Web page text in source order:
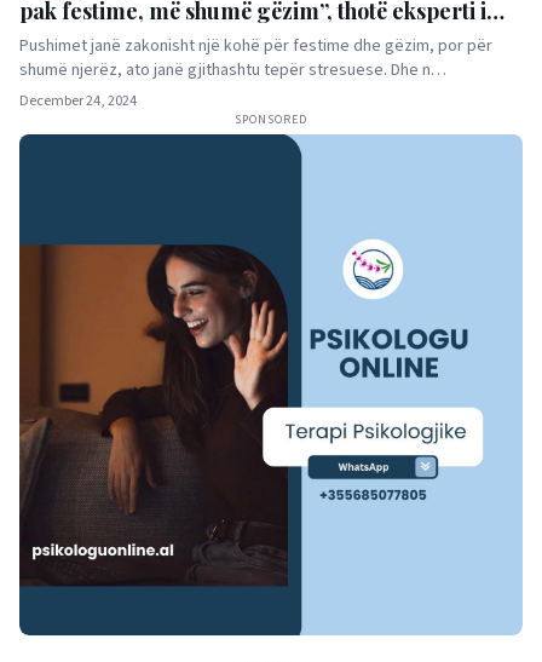
pak festime, më shumë gëzim”, thotë eksperti i
lumturisë
Pushimet janë zakonisht një kohë për festime dhe gëzim, por për
shumë njerëz, ato janë gjithashtu tepër stresuese. Dhe n…
December 24, 2024
SPONSORED